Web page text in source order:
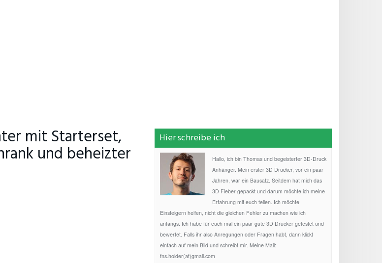
mit Starterset,
und beheizter
Hier schreibe ich
Hallo, ich bin Thomas und begeisterter 3D-Druck
Anhänger. Mein erster 3D Drucker, vor ein paar
Jahren, war ein Bausatz. Seitdem hat mich das
3D Fieber gepackt und darum möchte ich meine
Erfahrung mit euch teilen. Ich möchte
Einsteigern helfen, nicht die gleichen Fehler zu machen wie ich
anfangs. Ich habe für euch mal ein paar gute 3D Drucker getestet und
bewertet. Falls ihr also Anregungen oder Fragen habt, dann klickt
einfach auf mein Bild und schreibt mir. Meine Mail:
fns.holder(at)gmail.com